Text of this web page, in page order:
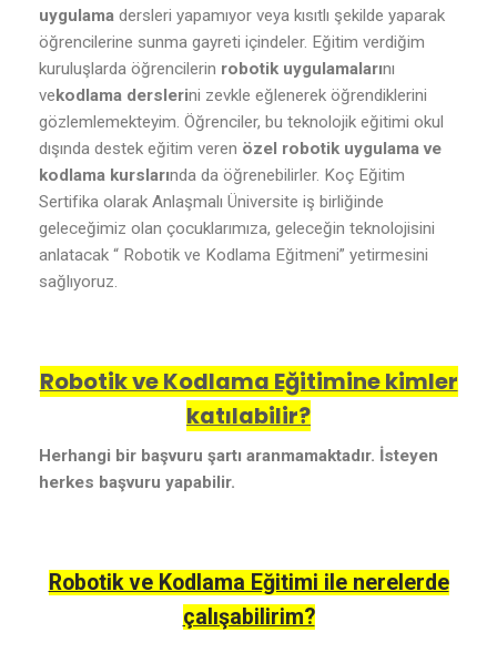
uygulama dersleri yapamıyor veya kısıtlı şekilde yaparak
öğrencilerine sunma gayreti içindeler. Eğitim verdiğim
kuruluşlarda öğrencilerin robotik uygulamalarını
vekodlama derslerini zevkle eğlenerek öğrendiklerini
gözlemlemekteyim. Öğrenciler, bu teknolojik eğitimi okul
dışında destek eğitim veren özel robotik uygulama ve
kodlama kurslarında da öğrenebilirler. Koç Eğitim
Sertifika olarak Anlaşmalı Üniversite iş birliğinde
geleceğimiz olan çocuklarımıza, geleceğin teknolojisini
anlatacak “ Robotik ve Kodlama Eğitmeni” yetirmesini
sağlıyoruz.
Robotik ve Kodlama Eğitimine kimler
katılabilir?
Herhangi bir başvuru şartı aranmamaktadır. İsteyen
herkes başvuru yapabilir.
Robotik ve Kodlama Eğitimi ile nerelerde
çalışabilirim?